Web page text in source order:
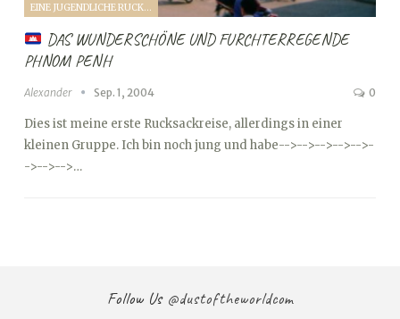
EINE JUGENDLICHE RUCKSACKREISE DURCH SÜDOSTASIEN (2004)
DAS WUNDERSCHÖNE UND FURCHTERREGENDE
PHNOM PENH
Alexander Sep. 1, 2004 0
Dies ist meine erste Rucksackreise, allerdings in einer
kleinen Gruppe. Ich bin noch jung und habe-->-->-->-->-->-
->-->-->…
Follow Us @dustoftheworldcom